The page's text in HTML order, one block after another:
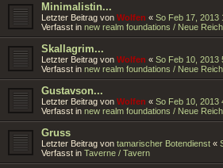
Minimalistin...
Letzter Beitrag von Wolfen « So Feb 17, 2013
Verfasst in new realm foundations / Neue
Skallagrim...
Letzter Beitrag von Wolfen « So Feb 10, 2013
Verfasst in new realm foundations / Neue
Gustavson...
Letzter Beitrag von Wolfen « So Feb 10, 2013
Verfasst in new realm foundations / Neue
Gruss
Letzter Beitrag von tamarischer Botendienst «
Verfasst in Taverne / Tavern